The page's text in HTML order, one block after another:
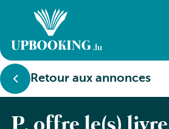
Retour aux annonces